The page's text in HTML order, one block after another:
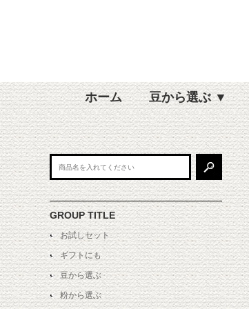
ホーム 豆から選ぶ ▼
GROUP TITLE
お試しセット
ギフトにも
豆から選ぶ
粉から選ぶ